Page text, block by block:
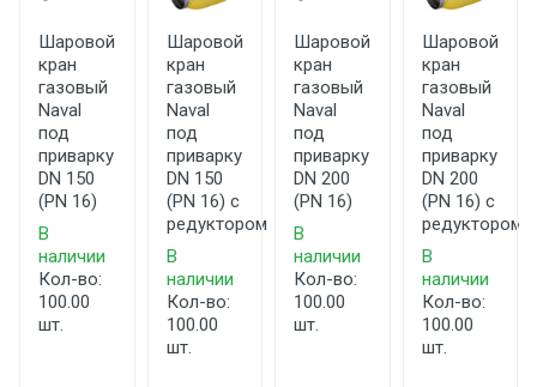
Шаровой
кран
газовый
Naval
под
приварку
DN 150
(PN 16)
В
наличии
Кол-во:
100.00
шт.
Шаровой
кран
газовый
Naval
под
приварку
DN 150
(PN 16) с
редуктором
В
наличии
Кол-во:
100.00
шт.
Шаровой
кран
газовый
Naval
под
приварку
DN 200
(PN 16)
В
наличии
Кол-во:
100.00
шт.
Шаровой
кран
газовый
Naval
под
приварку
DN 200
(PN 16) с
редуктором
В
наличии
Кол-во:
100.00
шт.